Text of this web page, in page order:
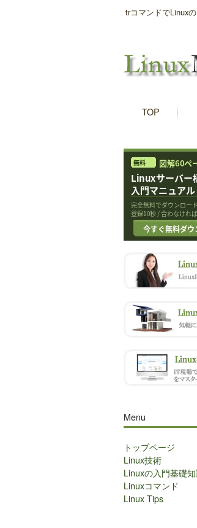
trコマンドでLinux
TOP
Menu
トップページ
Linux技術
Linuxの入門基礎
Linuxコマンド
Linux Tips